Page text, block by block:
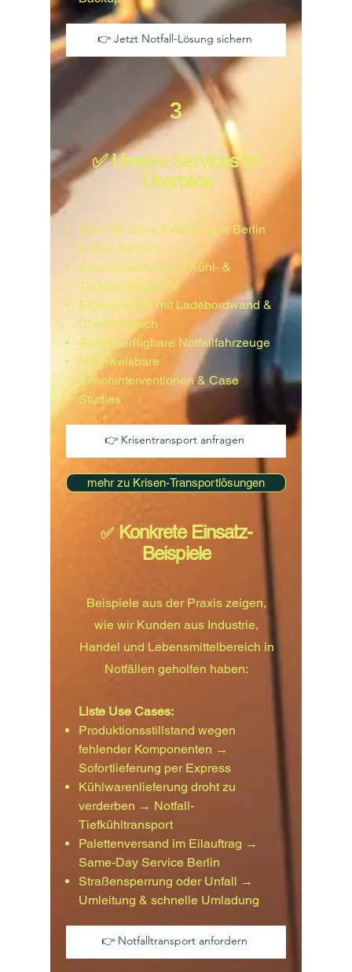
👉 Jetzt Notfall-Lösung sichern
3
✅ Unsere Services im
Überblick
Über 20 Jahre Erfahrung in Berlin
& Brandenburg
Spezialisierung auf Kühl- &
Tiefkühltransporte
Eigene Flotte mit Ladebordwand &
Überfahrblech
Sofort verfügbare Notfallfahrzeuge
Nachweisbare
Kriseninterventionen & Case
Studies
👉 Krisentransport anfragen
mehr zu Krisen-Transportlösungen
✅ Konkrete Einsatz-
Beispiele
Beispiele aus der Praxis zeigen,
wie wir Kunden aus Industrie,
Handel und Lebensmittelbereich in
Notfällen geholfen haben:
Liste Use Cases:
Produktionsstillstand wegen
fehlender Komponenten →
Sofortlieferung per Express
Kühlwarenlieferung droht zu
verderben → Notfall-
Tiefkühltransport
Palettenversand im Eilauftrag →
Same-Day Service Berlin
Straßensperrung oder Unfall →
Umleitung & schnelle Umladung
👉 Notfalltransport anfordern